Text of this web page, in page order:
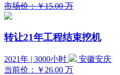
市场价：￥15.00 万
转让21年工程结束挖机
2021年 | 3000小时
安徽安庆
当前价：
￥26.00 万